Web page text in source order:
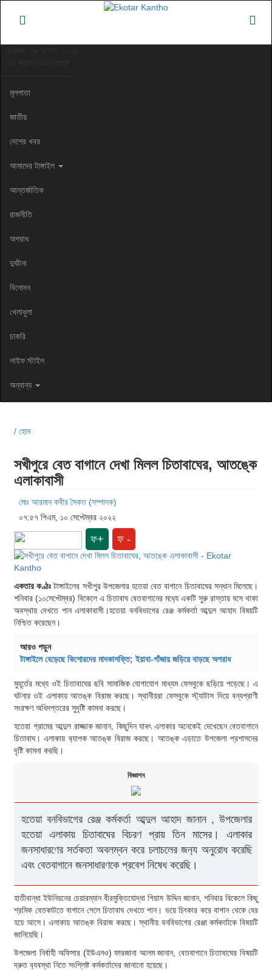
মূলপাতা
জাতীয়
দেশের খবর
আমাদের টাঙ্গাইল
আন্তর্জাতিক
রাজনীতি
অপরাধ
দুর্ঘটনা
বিনোদন
খেলাধুলা
চাকরি
লাইফ স্টাইল
অন্যান্য
/ হোম
সখীপুরে বেত ‍বাগানে দেখা মিলল চিতাবাঘের, আতঙ্কে
এলাকাবাসী
মোঃ আরমান কবীর সৈকত (সম্পাদক)
০৭:৫৭ পিএম, ১০ সেপ্টেম্বর ২০২২
ফ+ ফ -
একতার কণ্ঠঃটাঙ্গাইলের সখীপুর উপজেলার হতেয়া বেত বাগানে চিতাবাঘের সন্ধান মিলেছে।
শনিবার (১০সেপ্টেম্বর) বিকেলে এ চিতাবাঘ বেতবাগানের মধ‍্যে একটি সুরু রাস্তায় বসে থাকা
অবস্থায় দেখতে পান এলাকাবাসী।হতেয়া বনবিভাগের রেঞ্জ কর্মকর্তা আব্দুল আহাদ বিষয়টি
নিশ্চিত করেছেন।
আরও পড়ুন
টাঙ্গাইলে বেড়েছে কিশোরদের মাদকাসক্তি; ইয়াবা-গাঁজায় জড়িয়ে বাড়ছে অপরাধ
মুহূর্তের মধ্যে ওই চিতাবাঘের ছবি সামাজিক যোগাযোগ মাধ্যম ফেসবুকে ছড়িয়ে পড়েছে। এ
ঘটনায় ওই এলাকায় আতঙ্ক বিরাজ করছে। স্থানীয়রা ফেসবুকে স্ট্যাটাস দিয়ে বন্যপ্রাণী
সংরক্ষণ অধিদপ্তরের সুদৃষ্টি কামনা করছে।
হতেয়া গ্রামের আব্দুল রাজ্জাক জানান, কিছুদিন যাবৎ এলাকার অনেকেই দেখেছেন বেতবাগানে
চিতাবাঘ। এলাকায় ব‍্যাপক আতঙ্ক বিরাজ করছে। আতঙ্ক এড়াতে উপজেলা প্রশাসনের
দৃষ্টি কামনা করছি।
বিজ্ঞাপন
হতেয়া বনবিভাগের রেঞ্জ কর্মকর্তা আব্দুল আহাদ জানান , উপজেলার
হতেয়া এলাকায় চিতাবাঘের বিচরণ প্রায় তিন মাসের। এলাকার
জনসাধারণের সর্তকতা অবলম্বন করে চলাচলের জন‍্য অনুরোধ করেছি
এবং বেতবাগানে জনসাধারণকে প্রবেশ নিষেধ করেছি।
হাতীবান্ধা ইউনিয়নের চেয়ারম্যান বীরমুক্তিযোদ্ধা গিয়াস উদ্দিন জানান, শনিবার বিকেলে কিছু
শ্রমিক বেতকাটতে বাগানে গেলে চিতাবাঘ দেখতে পান। ভয়ে চিৎকার করে ‍বাগান থেকে বের
হয়ে আসে। এলাকায় আতঙ্ক বিরাজ করছে। স্থানীয় বনবিভাগের রেঞ্জা কর্মকর্তাকে বিষয়টি
জানিয়েছি।
উপজেলা নির্বাহী অফিসার (ইউএনও) ফারজানা আলম জানান, বেতবাগানে চিতাবাঘের বিষয়টি
দ্রুত ব‍্যবস্থা নিতে সংশ্লিষ্ট কর্মকর্তাদের জানানো হয়েছে।